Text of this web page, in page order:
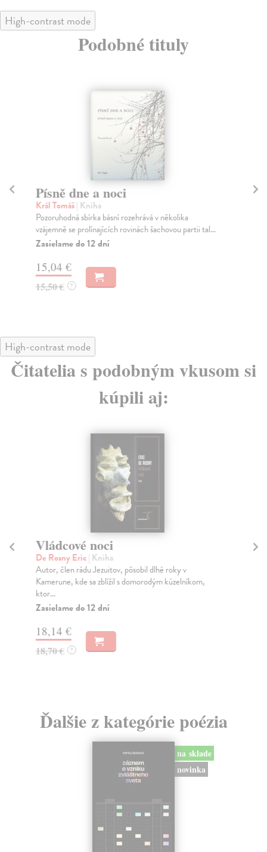
High-contrast mode
Podobné tituly
Písně dne a noci
Král Tomáš| Kniha
Pozoruhodná sbírka básní rozehrává v několika
vzájemně se prolínajících rovinách šachovou partii tal...
Zasielame do 12 dní
15,04 €
15,50 € ?
High-contrast mode
Čitatelia s podobným vkusom si
kúpili aj:
Vládcové noci
De Rosny Eric| Kniha
Autor, člen rádu Jezuitov, pôsobil dlhé roky v
Kamerune, kde sa zblížil s domorodým kúzelníkom,
ktor...
Zasielame do 12 dní
18,14 €
18,70 € ?
Ďalšie z kategórie poézia
na sklade
novinka